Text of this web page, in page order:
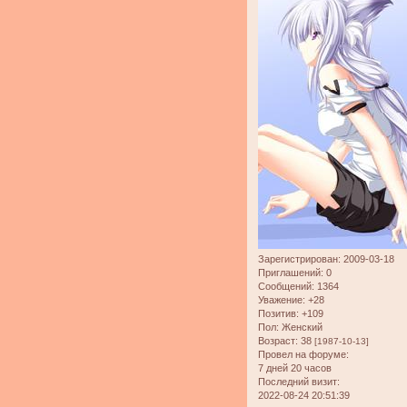
Зарегистрирован: 2009-03-18
Приглашений: 0
Сообщений: 1364
Уважение: +28
Позитив: +109
Пол: Женский
Возраст: 38 [1987-10-13]
Провел на форуме:
7 дней 20 часов
Последний визит:
2022-08-24 20:51:39